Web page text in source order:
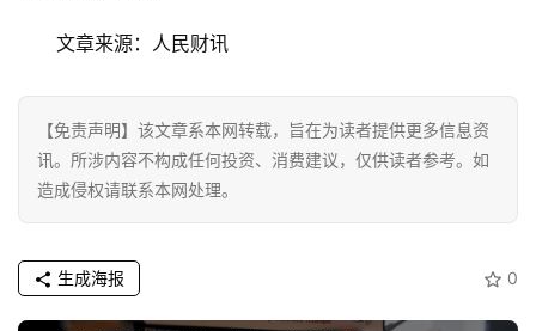
业
消
生
文章来源：人民财讯
【免责声明】该文章系本网转载，旨在为读者提供更多信息资
讯。所涉内容不构成任何投资、消费建议，仅供读者参考。如
造成侵权请联系本网处理。
0
生成海报